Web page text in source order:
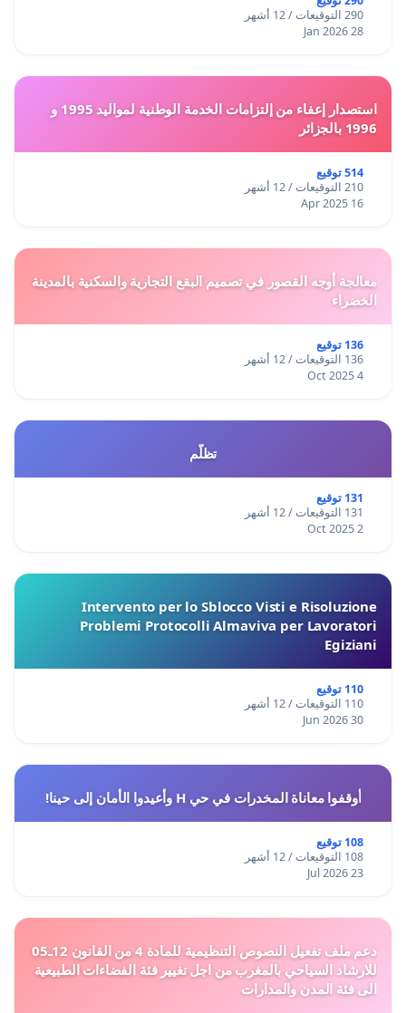
290 التوقيعات / 12 أشهر
28 Jan 2026
استصدار إعفاء من إلتزامات الخدمة الوطنية لمواليد 1995 و
1996 بالجزائر
514 توقيع
210 التوقيعات / 12 أشهر
16 Apr 2025
معالجة أوجه القصور في تصميم البقع التجارية والسكنية بالمدينة
الخضراء
136 توقيع
136 التوقيعات / 12 أشهر
4 Oct 2025
تظلّم
131 توقيع
131 التوقيعات / 12 أشهر
2 Oct 2025
Intervento per lo Sblocco Visti e Risoluzione
Problemi Protocolli Almaviva per Lavoratori
Egiziani
110 توقيع
110 التوقيعات / 12 أشهر
30 Jun 2026
أوقفوا معاناة المخدرات في حي H وأعيدوا الأمان إلى حينا!
108 توقيع
108 التوقيعات / 12 أشهر
23 Jul 2026
دعم ملف تفعيل النصوص التنظيمية للمادة 4 من القانون 12ـ05
للارشاد السياحي بالمغرب من اجل تغيير فئة الفضاءات الطبيعية
الى فئة المدن والمدارات